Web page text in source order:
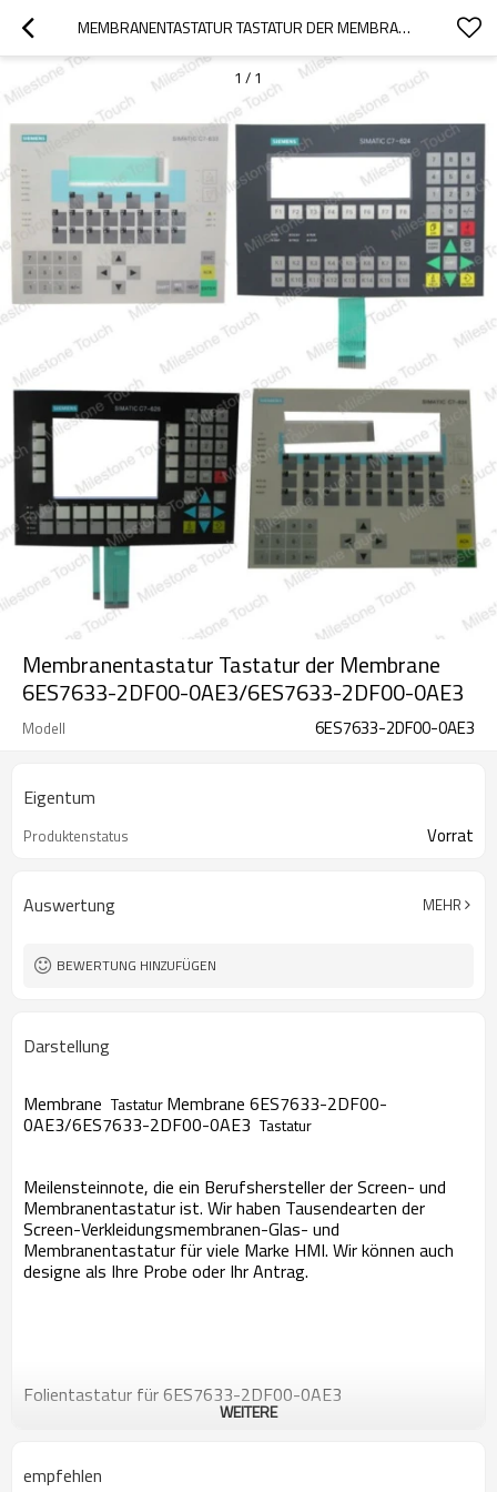
MEMBRANENTASTATUR TASTATUR DER MEMBRANE 6ES7633-2DF00-0AE3/6ES7633-2DF00-0AE3
1 / 1
Membranentastatur Tastatur der Membrane
6ES7633-2DF00-0AE3/6ES7633-2DF00-0AE3
Modell 6ES7633-2DF00-0AE3
Eigentum
Produktenstatus Vorrat
Auswertung MEHR
BEWERTUNG HINZUFÜGEN
Darstellung
Membrane TastaturMembrane 6ES7633-2DF00-
0AE3/6ES7633-2DF00-0AE3 Tastatur
Meilensteinnote, die ein Berufshersteller der Screen- und
Membranentastatur ist. Wir haben Tausendearten der
Screen-Verkleidungsmembranen-Glas- und
Membranentastatur für viele Marke HMI. Wir können auch
designe als Ihre Probe oder Ihr Antrag.
Folientastatur für 6ES7633-2DF00-0AE3
WEITERE
empfehlen